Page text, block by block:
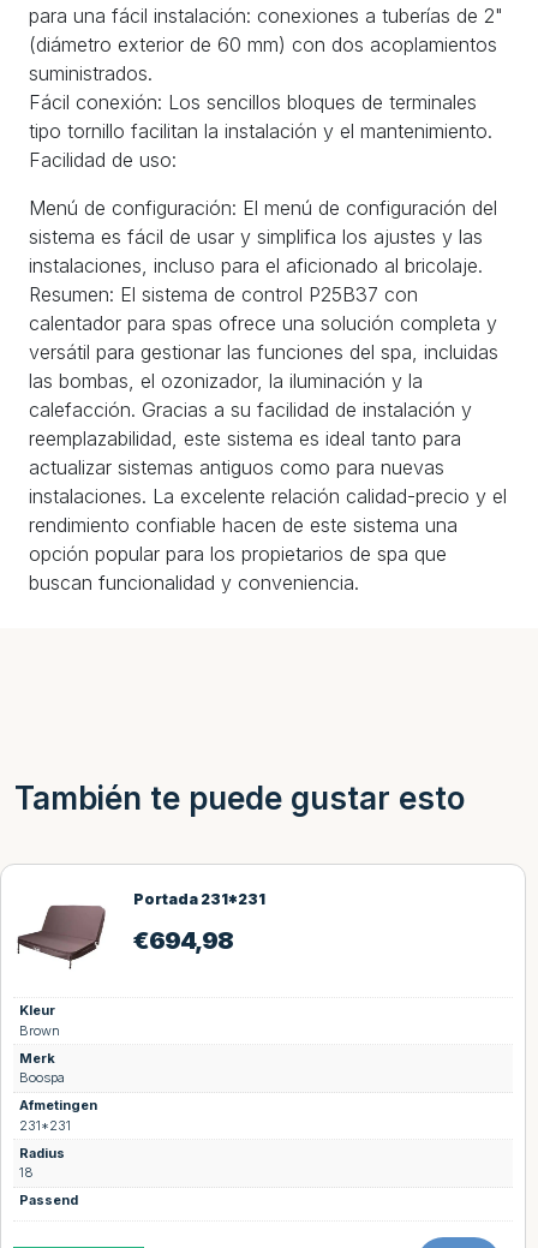
para una fácil instalación: conexiones a tuberías de 2"
(diámetro exterior de 60 mm) con dos acoplamientos
suministrados.
Fácil conexión: Los sencillos bloques de terminales
tipo tornillo facilitan la instalación y el mantenimiento.
Facilidad de uso:
Menú de configuración: El menú de configuración del
sistema es fácil de usar y simplifica los ajustes y las
instalaciones, incluso para el aficionado al bricolaje.
Resumen: El sistema de control P25B37 con
calentador para spas ofrece una solución completa y
versátil para gestionar las funciones del spa, incluidas
las bombas, el ozonizador, la iluminación y la
calefacción. Gracias a su facilidad de instalación y
reemplazabilidad, este sistema es ideal tanto para
actualizar sistemas antiguos como para nuevas
instalaciones. La excelente relación calidad-precio y el
rendimiento confiable hacen de este sistema una
opción popular para los propietarios de spa que
buscan funcionalidad y conveniencia.
También te puede gustar esto
Portada 231*231
€694,98
Kleur
Brown
Merk
Boospa
Afmetingen
231*231
Radius
18
Passend